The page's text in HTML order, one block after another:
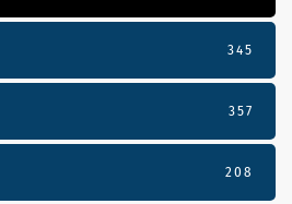
345
357
208